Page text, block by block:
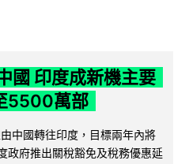
國 印度成新機主要
5500萬部
中國轉往印度，目標兩年內將
政府推出關稅豁免及稅務優惠延